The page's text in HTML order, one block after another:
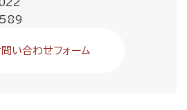
い合わせフォーム